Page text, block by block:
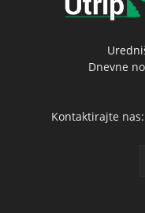
Dnevne
Kontaktirajte nas: